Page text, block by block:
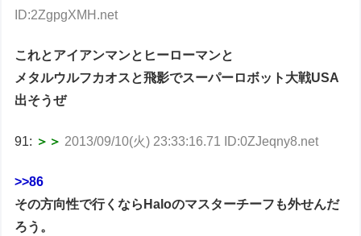
ID:2ZgpgXMH.net
これとアイアンマンとヒーローマンと
メタルウルフカオスと飛影でスーパーロボット大戦USA
出そうぜ
91: ＞＞ 2013/09/10(火) 23:33:16.71 ID:0ZJeqny8.net
>>86
その方向性で行くならHaloのマスターチーフも外せんだ
ろう。